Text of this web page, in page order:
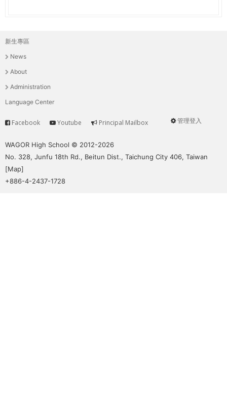
主
選
單
新生專區
News
About
Administration
Language Center
User
管理登入
Service
Facebook Youtube Principal Mailbox
WAGOR High School © 2012-2026
No. 328, Junfu 18th Rd., Beitun Dist., Taichung City 406, Taiwan
[Map]
+886-4-2437-1728